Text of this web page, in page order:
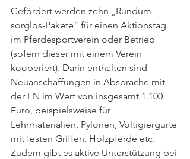
Gefördert werden zehn „Rundum-
sorglos-Pakete“ für einen Aktionstag
im Pferdesportverein oder Betrieb
(sofern dieser mit einem Verein
kooperiert). Darin enthalten sind
Neuanschaffungen in Absprache mit
der FN im Wert von insgesamt 1.100
Euro, beispielsweise für
Lehrmaterialien, Pylonen, Voltigiergurte
mit festen Griffen, Holzpferde etc.
Zudem gibt es aktive Unterstützung bei